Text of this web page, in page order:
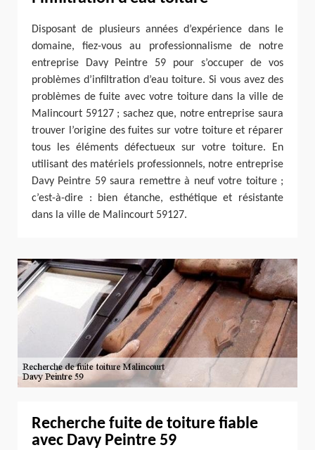
Disposant de plusieurs années d’expérience dans le
domaine, fiez-vous au professionnalisme de notre
entreprise Davy Peintre 59 pour s’occuper de vos
problèmes d’infiltration d’eau toiture. Si vous avez des
problèmes de fuite avec votre toiture dans la ville de
Malincourt 59127 ; sachez que, notre entreprise saura
trouver l’origine des fuites sur votre toiture et réparer
tous les éléments défectueux sur votre toiture. En
utilisant des matériels professionnels, notre entreprise
Davy Peintre 59 saura remettre à neuf votre toiture ;
c’est-à-dire : bien étanche, esthétique et résistante
dans la ville de Malincourt 59127.
Recherche fuite de toiture fiable
avec Davy Peintre 59